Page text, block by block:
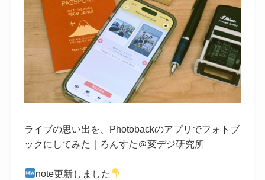
ライブの思い出を、Photobackのアプリでフォトブ
ックにしてみた｜ろんすた＠変デジ研究所
note更新しました